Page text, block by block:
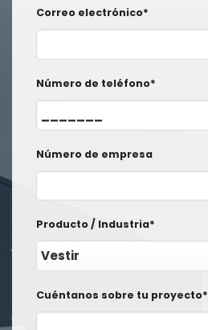
Correo electrónico*
Número de teléfono*
Número de empresa
Producto / Industria*
Cuéntanos sobre tu proyecto*